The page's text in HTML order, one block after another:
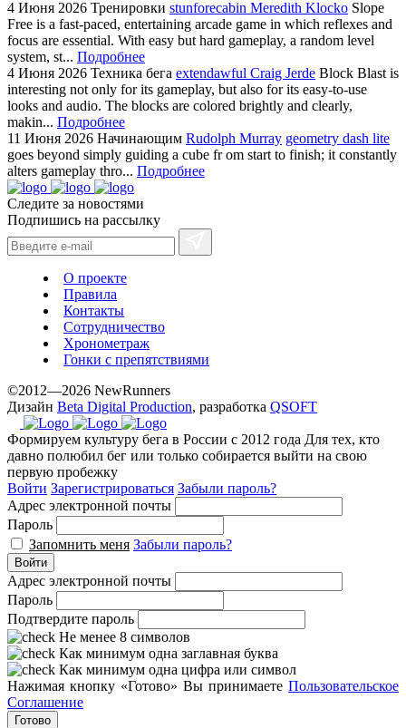
4 Июня 2026 Тренировки stunforecabin Meredith Klocko Slope
Free is a fast-paced, entertaining arcade game in which reflexes and
focus are essential. With easy but hard gameplay, a random level
system, st... Подробнее
4 Июня 2026 Техника бега extendawful Craig Jerde Block Blast is
interesting not only for its gameplay, but also for its easy-to-use
looks and audio. The blocks are colored brightly and clearly,
makin... Подробнее
11 Июня 2026 Начинающим Rudolph Murray geometry dash lite
goes beyond simply guiding a cube fr om start to finish; it constantly
alters gameplay thro... Подробнее
Следите за новостями
Подпишись на рассылку
О проекте
Правила
Контакты
Сотрудничество
Хронометраж
Гонки с препятствиями
©2012—2026 NewRunners
Дизайн Beta Digital Production, разработка QSOFT
Формируем культуру бега в России с 2012 года Для тех, кто
давно полюбил бег или только собирается выйти на свою
первую пробежку
Войти Зарегистрироваться Забыли пароль?
Адрес электронной почты
Пароль
Запомнить меня Забыли пароль?
Войти
Адрес электронной почты
Пароль
Подтвердите пароль
Не менее 8 символов
Как минимум одна заглавная буква
Как минимум одна цифра или символ
Нажимая кнопку «Готово» Вы принимаете Пользовательское
Соглашение
Готово